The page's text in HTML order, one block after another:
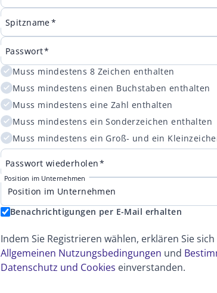
Spitzname
Passwort
Muss mindestens 8 Zeichen enthalten
Muss mindestens einen Buchstaben enthalten
Muss mindestens eine Zahl enthalten
Muss mindestens ein Sonderzeichen enthalten
Muss mindestens ein Groß- und ein
Passwort wiederholen
Position im Unternehmen
Position im Unternehmen
Benachrichtigungen per E-Mail erhalten
Indem Sie Registrieren wählen, erklären Sie
Allgemeinen Nutzungsbedingungen und
Datenschutz und Cookies einverstanden.